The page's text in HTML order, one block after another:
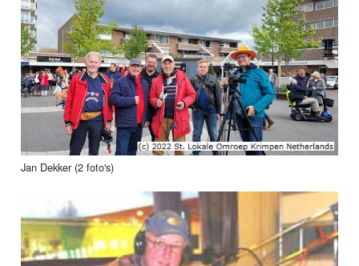
Jan Dekker (2 foto's)